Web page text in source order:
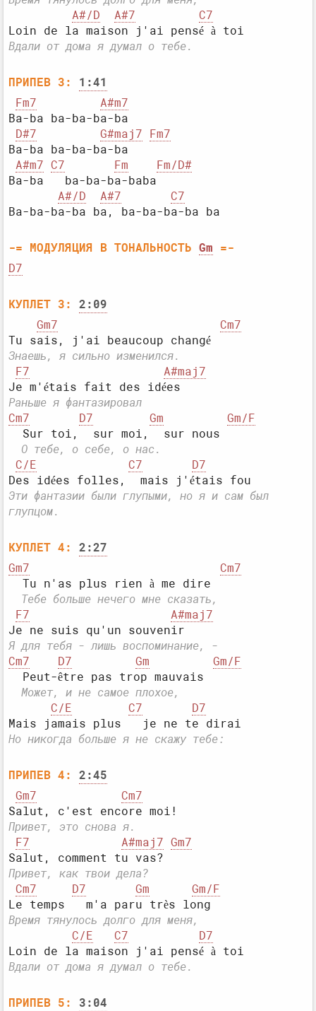
A#/D
A#7
C7
Вдали от дома я думал о тебе.
ПРИПЕВ 3:
1:41
Fm7
A#m7
Ba-ba ba-ba-ba-ba
D#7
G#maj7
Fm7
Ba-ba ba-ba-ba-ba
A#m7 C7 Fm
Fm/D#
Ba-ba   ba-ba-ba-baba
A#/D
A#7
C7
-= МОДУЛЯЦИЯ В ТОНАЛЬНОСТЬ Gm =-
D7
КУПЛЕТ 3:
2:09
Gm7
Cm7
Знаешь, я сильно изменился.
F7
A#maj7
Раньше я фантазировал
Cm7
D7 Gm
Gm/F
  О тебе, о себе, о нас.
C/E
C7
D7
Эти фантазии были глупыми, но я и сам был
глупцом.
КУПЛЕТ 4:
2:27
Gm7
Cm7
  Тебе больше нечего мне сказать,
F7
A#maj7
Я для тебя - лишь воспоминание, -
Cm7
D7 Gm
Gm/F
  Может, и не самое плохое,
C/E
C7
D7
Но никогда больше я не скажу тебе:
ПРИПЕВ 4:
2:45
Gm7
Cm7
Привет, это снова я.
F7
A#maj7 Gm7
Привет, как твои дела?
Cm7
D7 Gm
Gm/F
Время тянулось долго для меня,
C/E
C7
D7
Вдали от дома я думал о тебе.
ПРИПЕВ 5:
3:04